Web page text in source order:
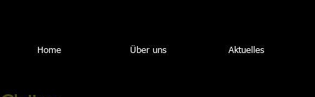
Home Über uns Aktuelles